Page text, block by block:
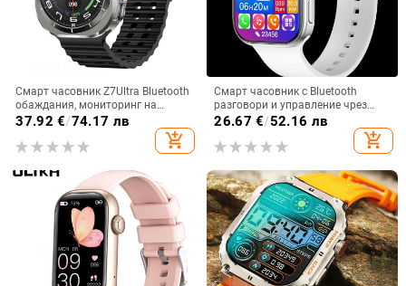
Смарт часовник Z7Ultra Bluetooth
обаждания, мониторинг на
сърдечен ритъм, кръвно
налягане, следене на съня и
водоустойчив
37.92 €/74.17 лв
add_shopping_cart
Смарт часовник с Bluetooth
разговори и управление чрез
докосване (IPS дисплей,
мониторинг на сърдечната
честота, следене на съня, батерия
26.67 €/52.16 лв
add_shopping_cart